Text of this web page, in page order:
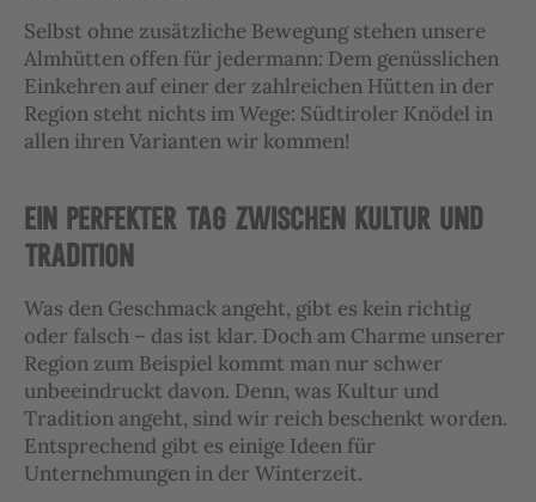
Selbst ohne zusätzliche Bewegung stehen unsere
Almhütten offen für jedermann: Dem genüsslichen
Einkehren auf einer der zahlreichen Hütten in der
Region steht nichts im Wege: Südtiroler Knödel in
allen ihren Varianten wir kommen!
EIN PERFEKTER TAG ZWISCHEN KULTUR UND
TRADITION
Was den Geschmack angeht, gibt es kein richtig
oder falsch – das ist klar. Doch am Charme unserer
Region zum Beispiel kommt man nur schwer
unbeeindruckt davon. Denn, was Kultur und
Tradition angeht, sind wir reich beschenkt worden.
Entsprechend gibt es einige Ideen für
Unternehmungen in der Winterzeit.